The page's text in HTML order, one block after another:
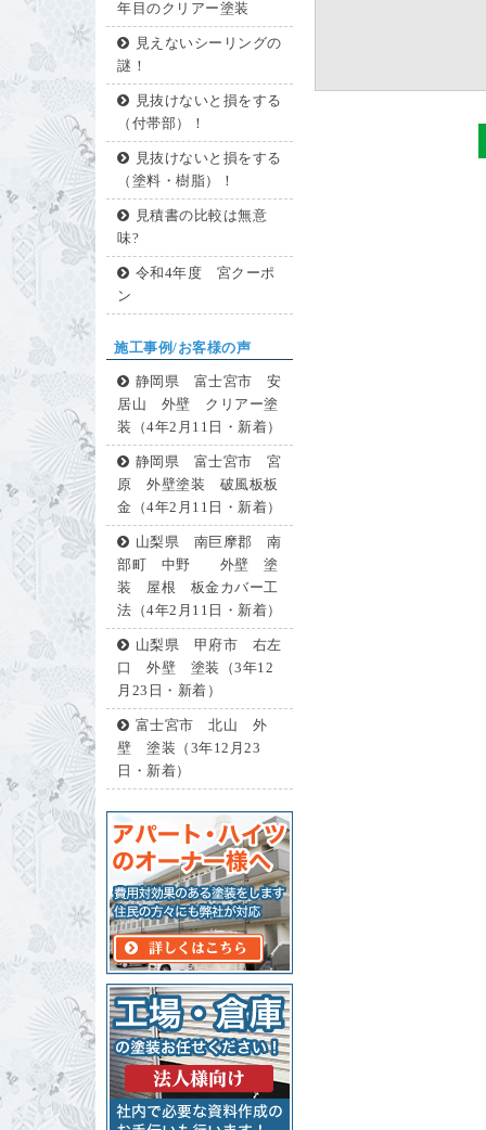
年目のクリアー塗装
見えないシーリングの
謎！
見抜けないと損をする
（付帯部）！
見抜けないと損をする
（塗料・樹脂）！
見積書の比較は無意
味?
令和4年度 宮クーポ
ン
施工事例/お客様の声
静岡県 富士宮市 安
居山 外壁 クリアー塗
装（4年2月11日・新着）
静岡県 富士宮市 宮
原 外壁塗装 破風板板
金（4年2月11日・新着）
山梨県 南巨摩郡 南
部町 中野 外壁 塗
装 屋根 板金カバー工
法（4年2月11日・新着）
山梨県 甲府市 右左
口 外壁 塗装（3年12
月23日・新着）
富士宮市 北山 外
壁 塗装（3年12月23
日・新着）